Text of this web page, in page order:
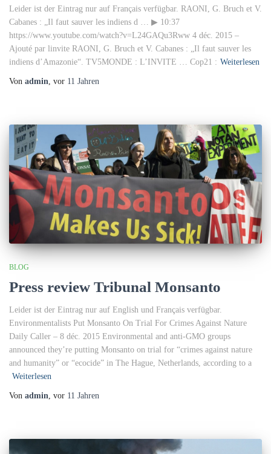
Leider ist der Eintrag nur auf Français verfügbar. RAONI, G. Bruch et V.
Cabanes : „Il faut sauver les indiens d … ▶ 10:37
https://www.youtube.com/watch?v=L24GAQu3Rww 4 déc. 2015 –
Ajouté par linvite RAONI, G. Bruch et V. Cabanes : „Il faut sauver les
indiens d’Amazonie“. TV5MONDE : L’INVITE … Cop21 : Weiterlesen
Von admin , vor 11 Jahren
BLOG
Press review Tribunal Monsanto
Leider ist der Eintrag nur auf English und Français verfügbar.
Environmentalists Put Monsanto On Trial For Crimes Against Nature
Daily Caller – ‎8 déc. 2015‎ Environmental and anti-GMO groups
announced they’re putting Monsanto on trial for “crimes against nature
and humanity” or “ecocide” in The Hague, Netherlands, according to a
Weiterlesen
Von admin, vor 11 Jahren